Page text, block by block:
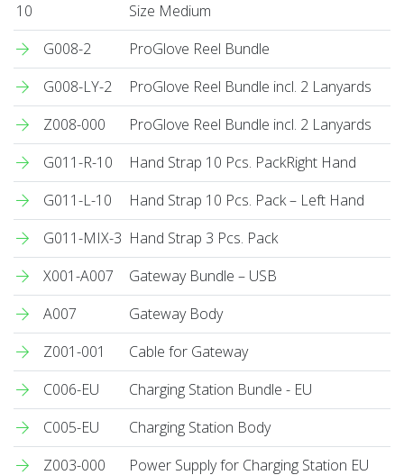
10
Size Medium
G008-2
ProGlove Reel Bundle
G008-LY-2
ProGlove Reel Bundle incl. 2 Lanyards
Z008-000
ProGlove Reel Bundle incl. 2 Lanyards
G011-R-10
Hand Strap 10 Pcs. PackRight Hand
G011-L-10
Hand Strap 10 Pcs. Pack – Left Hand
G011-MIX-3 Hand Strap 3 Pcs. Pack
X001-A007
Gateway Bundle – USB
A007
Gateway Body
Z001-001
Cable for Gateway
C006-EU
Charging Station Bundle - EU
C005-EU
Charging Station Body
Z003-000
Power Supply for Charging Station EU